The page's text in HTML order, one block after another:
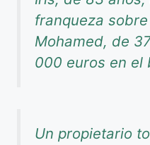
franqueza
Mohamed, de
000 euros en el
Un propietario